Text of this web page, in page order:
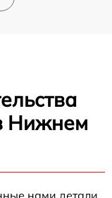
Нижнем
нами детали